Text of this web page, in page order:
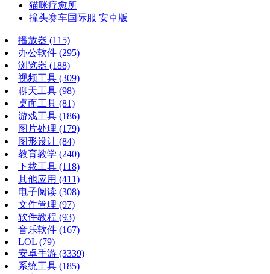
猫咪疗愈所
撞头赛车国际服 安卓版
播放器 (115)
办公软件 (295)
浏览器 (188)
视频工具 (309)
聊天工具 (98)
桌面工具 (81)
游戏工具 (186)
图片处理 (179)
图形设计 (84)
教育教学 (240)
下载工具 (118)
其他应用 (411)
电子阅读 (308)
文件管理 (97)
软件教程 (93)
音乐软件 (167)
LOL (79)
安卓手游 (3339)
系统工具 (185)